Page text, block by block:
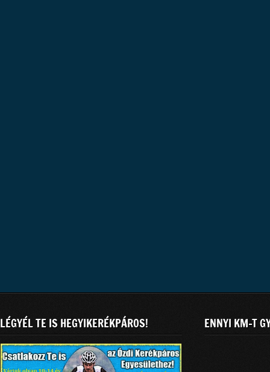
LÉGYÉL TE IS HEGYIKERÉKPÁROS! ENNYI KM-T